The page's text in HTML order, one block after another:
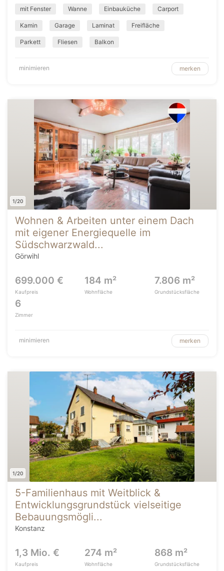
mit Fenster Wanne Einbauküche Carport
Kamin Garage Laminat Freifläche
Parkett Fliesen Balkon
minimieren merken
1/20
Wohnen & Arbeiten unter einem Dach
mit eigener Energiequelle im
Südschwarzwald...
Görwihl
699.000 €
Kaufpreis
184 m²
Wohnfläche
7.806 m²
Grundstücksfläche
6
Zimmer
minimieren merken
1/20
5-Familienhaus mit Weitblick &
Entwicklungsgrundstück vielseitige
Bebauungsmögli...
Konstanz
1,3 Mio. €
Kaufpreis
274 m²
Wohnfläche
868 m²
Grundstücksfläche